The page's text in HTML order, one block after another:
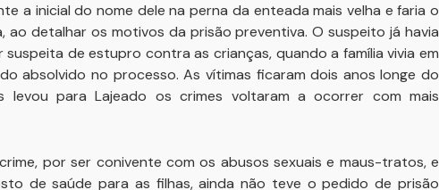
a inicial do nome dele na perna da enteada mais velha e faria o
ao detalhar os motivos da prisão preventiva. O suspeito já havia
de estupro contra as crianças, quando a família vivia em
absolvido no processo. As vítimas ficaram dois anos longe do
levou para Lajeado os crimes voltaram a ocorrer com mais
por ser conivente com os abusos sexuais e maus-tratos, e
de saúde para as filhas, ainda não teve o pedido de prisão